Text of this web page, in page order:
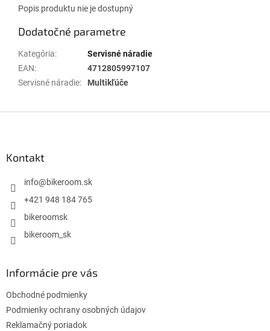
Popis produktu nie je dostupný
Dodatočné parametre
Kategória:
Servisné náradie
EAN:
4712805997107
Servisné náradie: Multikľúče
Kontakt
info@bikeroom.sk
+421 948 184 765
bikeroomsk
bikeroom_sk
Informácie pre vás
Obchodné podmienky
Podmienky ochrany osobných údajov
Reklamačný poriadok